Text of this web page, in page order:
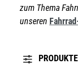
zum Thema
unseren